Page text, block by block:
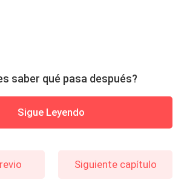
saber qué pasa después?
Sigue Leyendo
Siguiente capítulo